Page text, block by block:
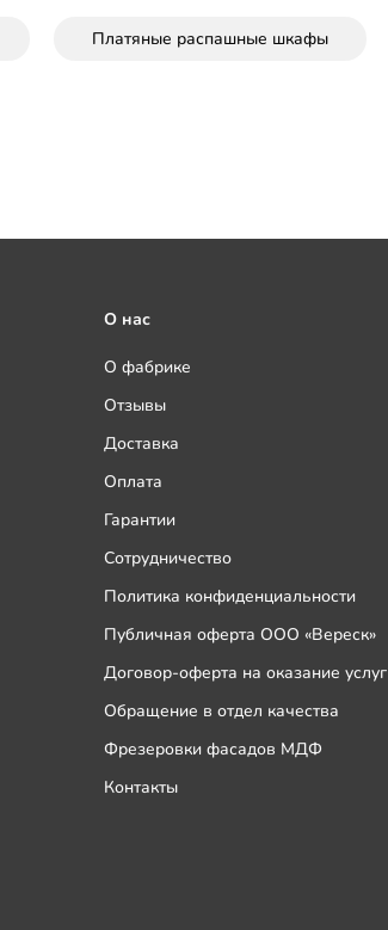
Платяные распашные шкафы
О нас
О фабрике
Отзывы
Доставка
Оплата
Гарантии
Сотрудничество
Политика конфиденциальности
Публичная оферта ООО «Вереск»
Договор-оферта на оказание услуг
Обращение в отдел качества
Фрезеровки фасадов МДФ
Контакты